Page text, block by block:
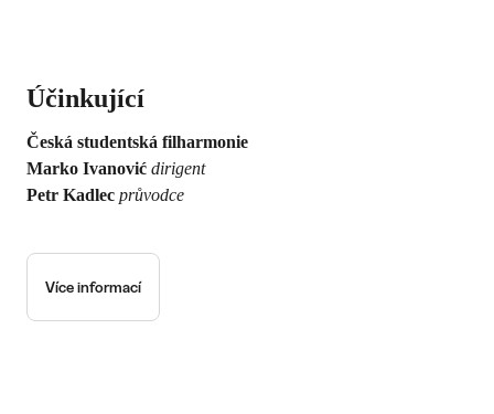
Účinkující
Česká studentská filharmonie
Marko Ivanović dirigent
Petr Kadlec průvodce
Více informací